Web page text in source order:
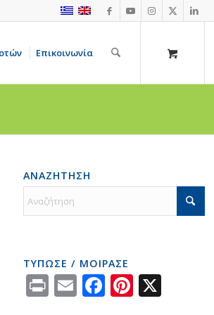
Επικοινωνία
ΑΝΑΖΗΤΗΣΗ
ΤΥΠΩΣΕ / ΜΟΙΡΑΣΕ
PrintEmailFacebook
Pinterest